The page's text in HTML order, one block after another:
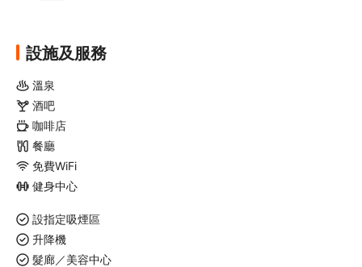
設施及服務
溫泉
酒吧
咖啡店
餐廳
免費WiFi
健身中心
設指定吸煙區
升降機
髮廊／美容中心